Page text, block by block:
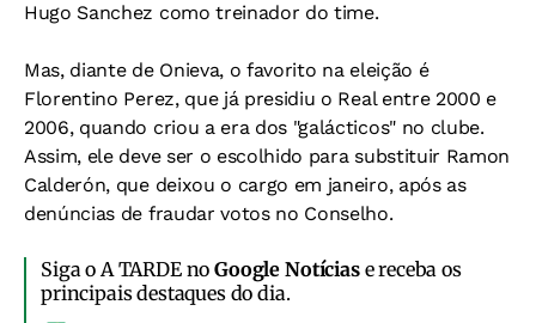
Hugo Sanchez como treinador do time.
Mas, diante de Onieva, o favorito na eleição é
Florentino Perez, que já presidiu o Real entre 2000 e
2006, quando criou a era dos "galácticos" no clube.
Assim, ele deve ser o escolhido para substituir Ramon
Calderón, que deixou o cargo em janeiro, após as
denúncias de fraudar votos no Conselho.
Siga o A TARDE noGoogle Notíciase receba os
principais destaques do dia.